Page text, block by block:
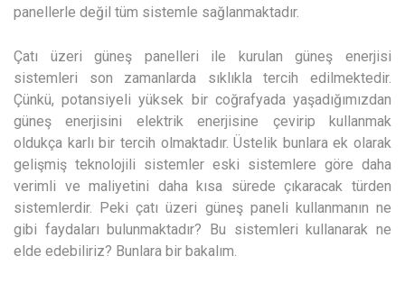
panellerle değil tüm sistemle sağlanmaktadır.
Çatı üzeri güneş panelleri ile kurulan güneş enerjisi
sistemleri son zamanlarda sıklıkla tercih edilmektedir.
Çünkü, potansiyeli yüksek bir coğrafyada yaşadığımızdan
güneş enerjisini elektrik enerjisine çevirip kullanmak
oldukça karlı bir tercih olmaktadır. Üstelik bunlara ek olarak
gelişmiş teknolojili sistemler eski sistemlere göre daha
verimli ve maliyetini daha kısa sürede çıkaracak türden
sistemlerdir. Peki çatı üzeri güneş paneli kullanmanın ne
gibi faydaları bulunmaktadır? Bu sistemleri kullanarak ne
elde edebiliriz? Bunlara bir bakalım.